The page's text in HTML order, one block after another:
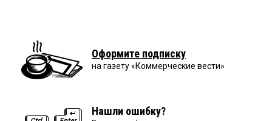
Оформите подписку
на газету «Коммерческие вести»
Нашли ошибку?